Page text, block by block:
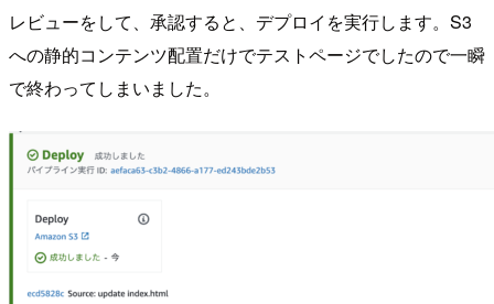
レビューをして、承認すると、デプロイを実行します。S3
への静的コンテンツ配置だけでテストページでしたので一瞬
で終わってしまいました。